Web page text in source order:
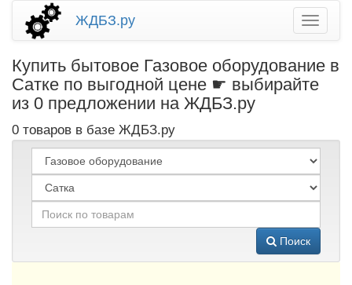
ЖДБЗ.ру
Купить бытовое Газовое оборудование в
Сатке по выгодной цене ☛ выбирайте
из 0 предложении на ЖДБЗ.ру
0 товаров в базе ЖДБЗ.ру
Поиск